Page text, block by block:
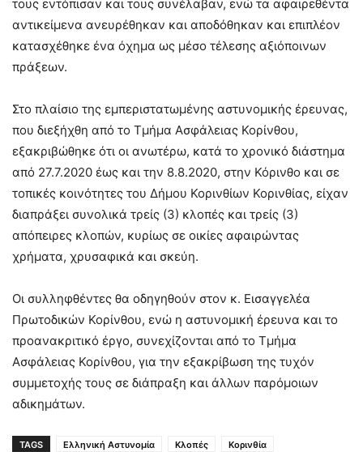
τους εντόπισαν και τους συνέλαβαν, ενώ τα αφαιρεθέντα
αντικείμενα ανευρέθηκαν και αποδόθηκαν και επιπλέον
κατασχέθηκε ένα όχημα ως μέσο τέλεσης αξιόποινων
πράξεων.
Στο πλαίσιο της εμπεριστατωμένης αστυνομικής έρευνας,
που διεξήχθη από το Τμήμα Ασφάλειας Κορίνθου,
εξακριβώθηκε ότι οι ανωτέρω, κατά το χρονικό διάστημα
από 27.7.2020 έως και την 8.8.2020, στην Κόρινθο και σε
τοπικές κοινότητες του Δήμου Κορινθίων Κορινθίας, είχαν
διαπράξει συνολικά τρείς (3) κλοπές και τρείς (3)
απόπειρες κλοπών, κυρίως σε οικίες αφαιρώντας
χρήματα, χρυσαφικά και σκεύη.
Οι συλληφθέντες θα οδηγηθούν στον κ. Εισαγγελέα
Πρωτοδικών Κορίνθου, ενώ η αστυνομική έρευνα και το
προανακριτικό έργο, συνεχίζονται από το Τμήμα
Ασφάλειας Κορίνθου, για την εξακρίβωση της τυχόν
συμμετοχής τους σε διάπραξη και άλλων παρόμοιων
αδικημάτων.
TAGS Ελληνική Αστυνομία Κλοπές Κορινθία